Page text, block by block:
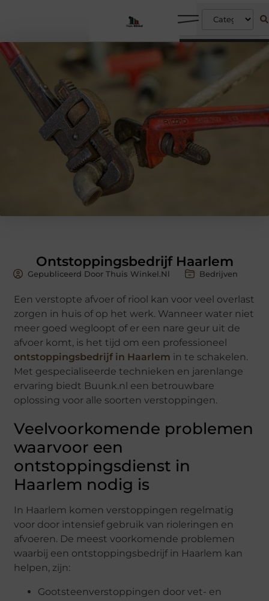
Ontstoppingsbedrijf Haarlem
Gepubliceerd Door Thuis Winkel.nl Bedrijven
Een verstopte afvoer of riool kan voor veel overlast
zorgen in huis of op het werk. Wanneer water niet
meer goed wegloopt of er een nare geur uit de
afvoer komt, is het tijd om een professioneel
ontstoppingsbedrijf in Haarlem in te schakelen.
Met gespecialiseerde technieken en jarenlange
ervaring biedt Buunk.nl een betrouwbare
oplossing voor alle soorten verstoppingen.
Veelvoorkomende problemen
waarvoor een
ontstoppingsdienst in
Haarlem nodig is
In Haarlem komen verstoppingen regelmatig
voor door intensief gebruik van rioleringen en
afvoeren. De meest voorkomende problemen
waarbij een ontstoppingsbedrijf in Haarlem kan
helpen, zijn:
Gootsteenverstoppingen door vet- en